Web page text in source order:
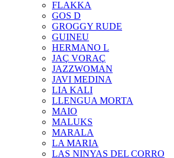
FLAKKA
GOS D
GROGGY RUDE
GUINEU
HERMANO L
JAÇ VORAÇ
JAZZWOMAN
JAVI MEDINA
LIA KALI
LLENGUA MORTA
MAIO
MALUKS
MARALA
LA MARIA
LAS NINYAS DEL CORRO